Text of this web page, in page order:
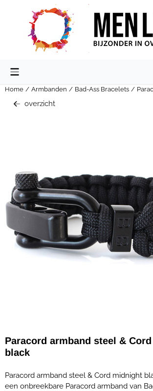
Cookievoorkeuren zijn momenteel gesloten.
Home / Armbanden / Bad-Ass Bracelets /
overzicht
Paracord armband steel &
black
Paracord armband steel & Cord midnight
een onbreekbare Paracord armband van